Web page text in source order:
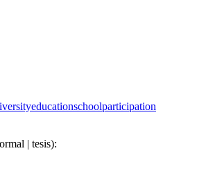
educationschoolparticipation
| tesis):